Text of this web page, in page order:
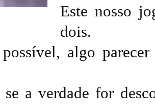
Este nosso
dois.
algo
a verdade for